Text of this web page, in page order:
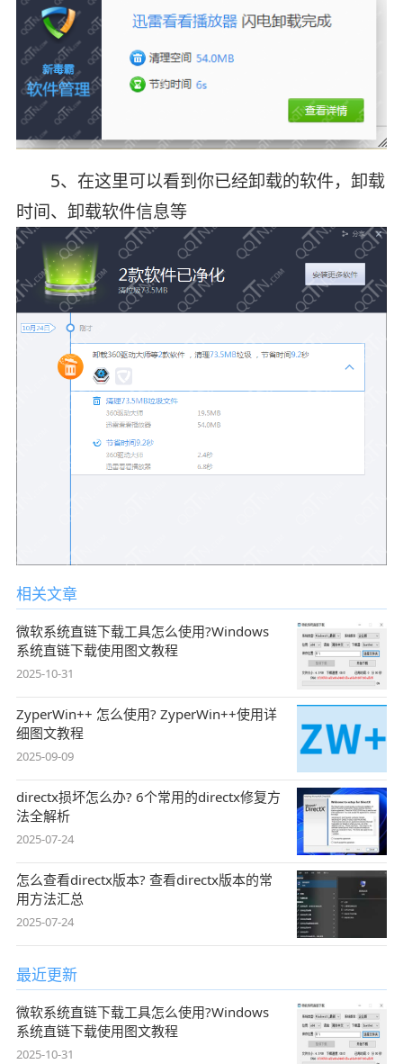
5、在这里可以看到你已经卸载的软件，卸载
时间、卸载软件信息等
相关文章
微软系统直链下载工具怎么使用?Windows
系统直链下载使用图文教程
2025-10-31
ZyperWin++ 怎么使用? ZyperWin++使用详
细图文教程
2025-09-09
directx损坏怎么办? 6个常用的directx修复方
法全解析
2025-07-24
怎么查看directx版本? 查看directx版本的常
用方法汇总
2025-07-24
最近更新
微软系统直链下载工具怎么使用?Windows
系统直链下载使用图文教程
2025-10-31